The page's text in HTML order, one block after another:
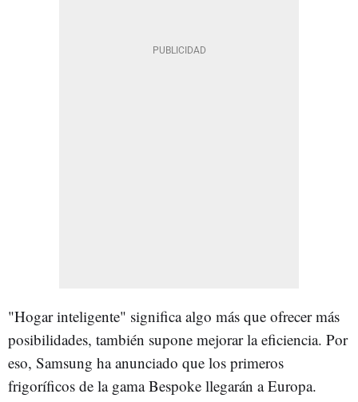
"Hogar inteligente" significa algo más que ofrecer más
posibilidades, también supone mejorar la eficiencia. Por
eso, Samsung ha anunciado que los primeros
frigoríficos de la gama Bespoke llegarán a Europa.